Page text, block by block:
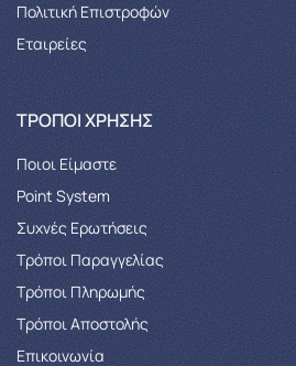
Πολιτική Επιστροφών
Εταιρείες
ΤΡΌΠΟΙ ΧΡΉΣΗΣ
Ποιοι Είμαστε
Point System
Συχνές Ερωτήσεις
Τρόποι Παραγγελίας
Tρόποι Πληρωμής
Τρόποι Αποστολής
Επικοινωνία